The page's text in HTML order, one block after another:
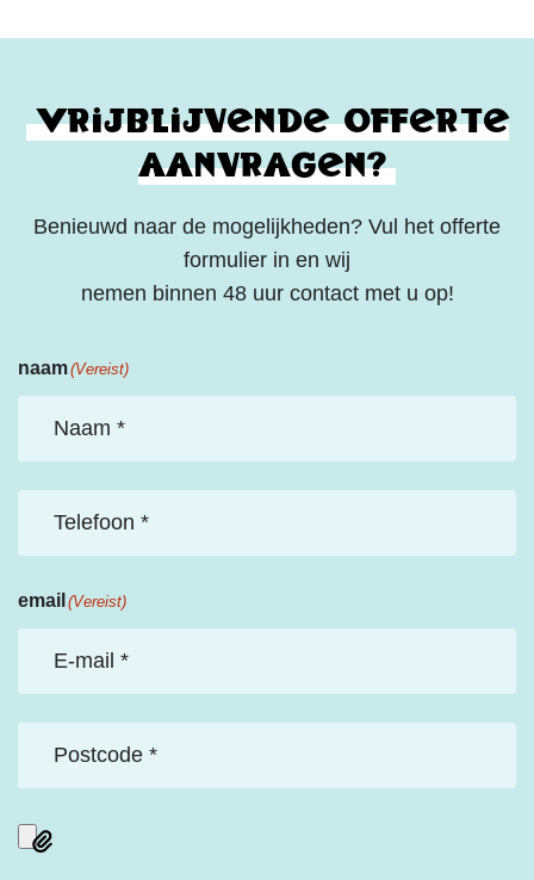
Vrijblijvende offerte
aanvragen?
Benieuwd naar de mogelijkheden? Vul het offerte
formulier in en wij
nemen binnen 48 uur contact met u op!
naam(Vereist)
email (Vereist)